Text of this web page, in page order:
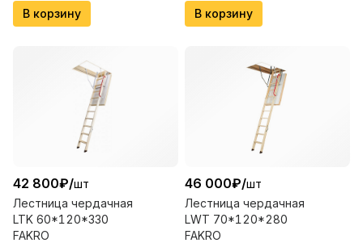
В корзину
В корзину
42 800₽/шт
Лестница чердачная
LTK 60*120*330
FAKRO
46 000₽/шт
Лестница чердачная
LWT 70*120*280
FAKRO